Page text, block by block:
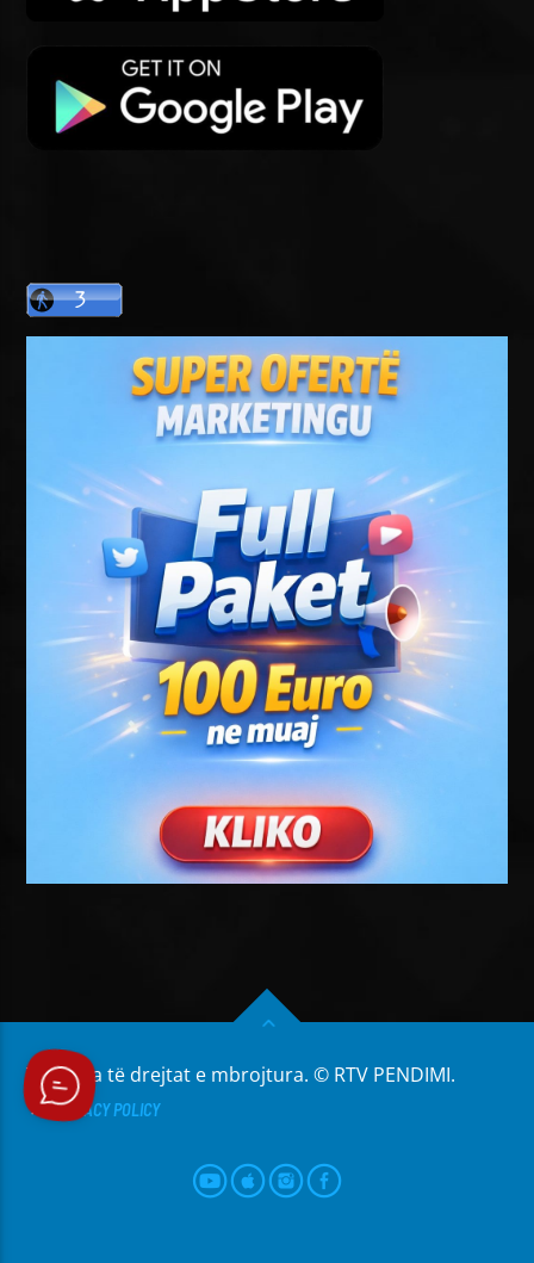
Të gjitha të drejtat e mbrojtura. © RTV PENDIMI.
PRIVACY POLICY